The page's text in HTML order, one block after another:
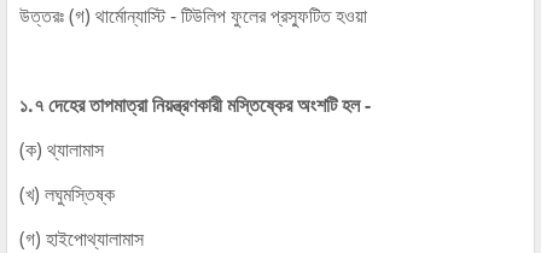
উত্তরঃ (গ) থার্মোন্যাস্টি - টিউলিপ ফুলের প্রস্ফুটিত হওয়া
১.৭ দেহের তাপমাত্রা নিয়ন্ত্রণকারী মস্তিষ্কের অংশটি হল -
(ক) থ্যালামাস
(খ) লঘুমস্তিষ্ক
(গ) হাইপোথ্যালামাস